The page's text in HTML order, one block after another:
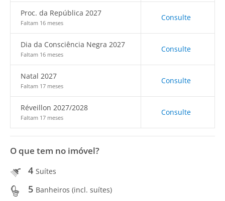
Proc. da República 2027
Faltam 16 meses
Consulte
Dia da Consciência Negra 2027
Faltam 16 meses
Consulte
Natal 2027
Faltam 17 meses
Consulte
Réveillon 2027/2028
Faltam 17 meses
Consulte
O que tem no imóvel?
4 Suítes
5 Banheiros (incl. suítes)